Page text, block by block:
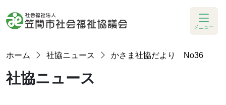
メニュー
ホーム 社協ニュース かさま社協だより No36
社協ニュース